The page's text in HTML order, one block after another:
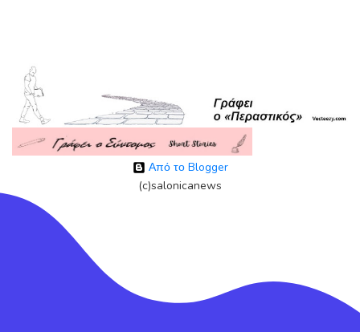
Από το Blogger
(c)salonicanews